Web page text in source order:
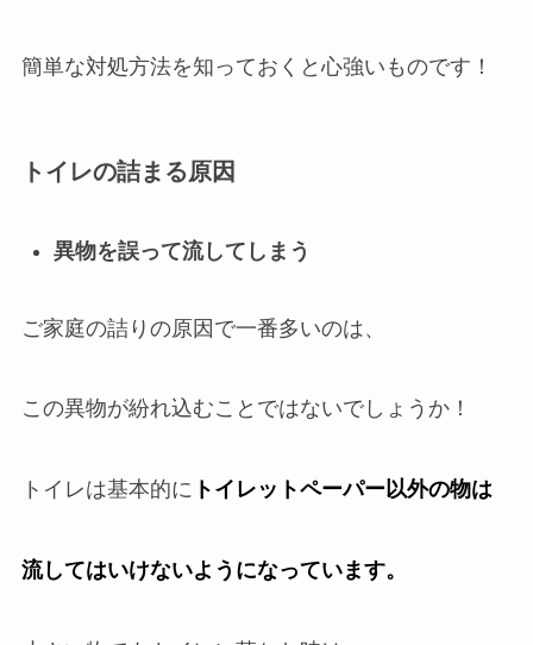
簡単な対処方法を知っておくと心強いものです！
トイレの詰まる原因
異物を誤って流してしまう
ご家庭の詰りの原因で一番多いのは、
この異物が紛れ込むことではないでしょうか！
トイレは基本的に トイレットペーパー以外の物は
流してはいけないようになっています。